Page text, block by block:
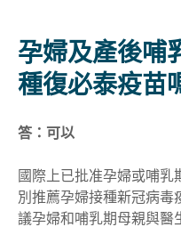
孕婦及產後哺
種復必泰疫苗
答：可以
國際上已批准孕婦或哺乳
別推薦孕婦接種新冠病毒
議孕婦和哺乳期母親與醫